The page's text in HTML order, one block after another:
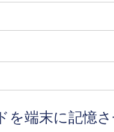
を端末に記憶